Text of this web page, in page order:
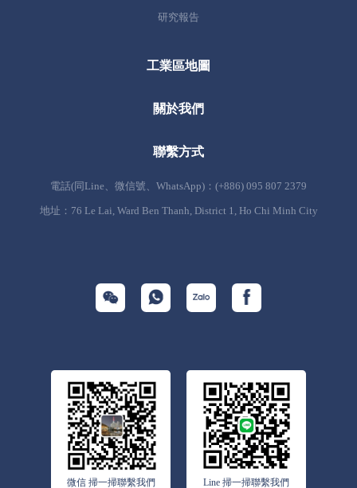
研究報告
工業區地圖
關於我們
聯繫方式
電話(同Line、微信號、WhatsApp)：(+886) 095 807 2379
地址：76 Le Lai, Ward Ben Thanh, District 1, Ho Chi Minh City
微信 掃一掃聯繫我們 Line 掃一掃聯繫我們